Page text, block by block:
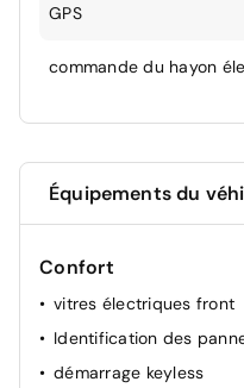
GPS
commande du hayon
Équipements du
Confort
vitres électriques front
Identification des
démarrage keyless